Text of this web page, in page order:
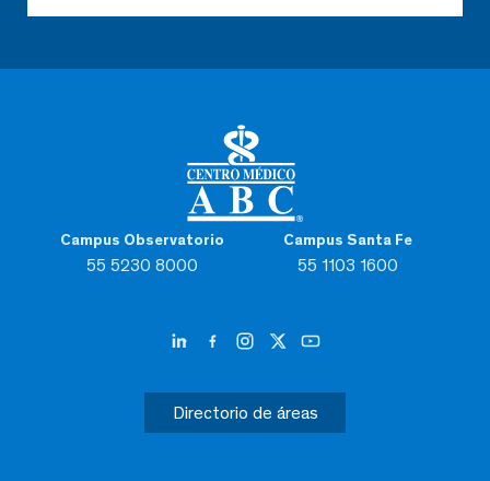
Campus Observatorio
55 5230 8000
Campus Santa Fe
55 1103 1600
Directorio de áreas